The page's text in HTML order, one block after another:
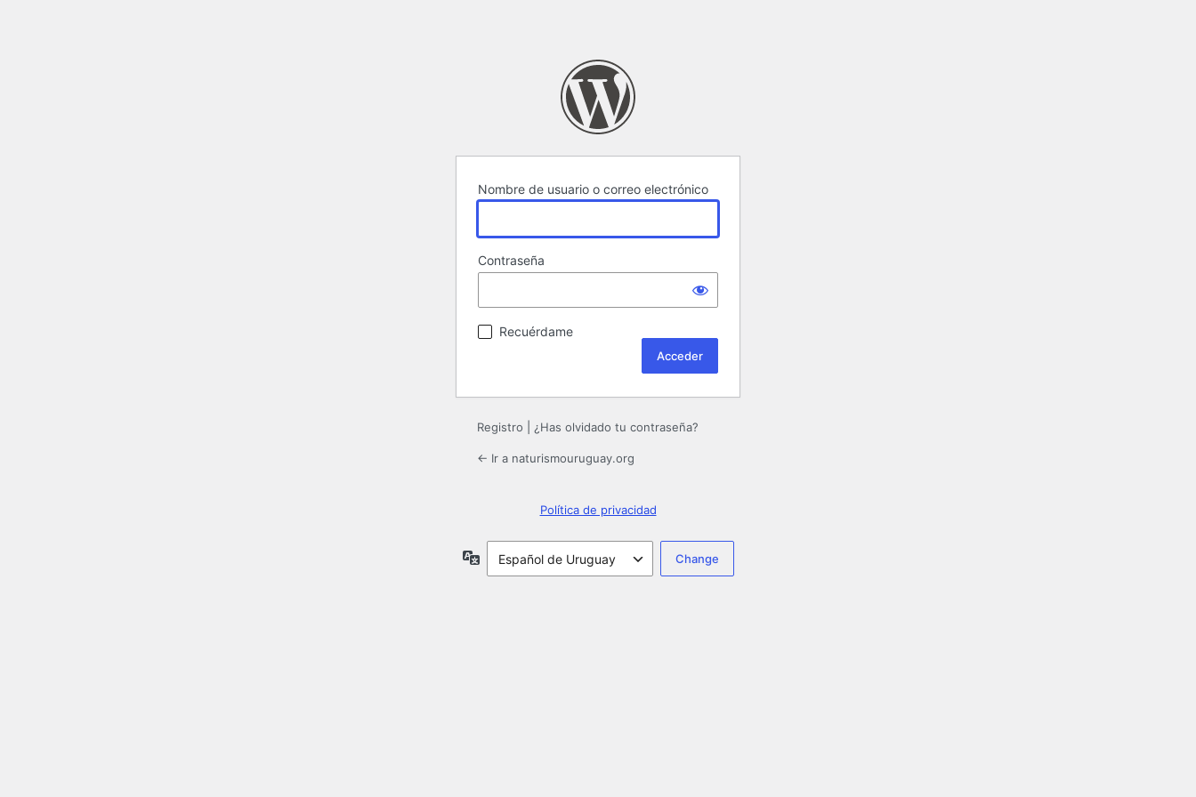
Nombre de usuario o correo electrónico
Contraseña
Recuérdame
Registro ¿Has olvidado tu contraseña?
← Ir a naturismouruguay.org
Política de privacidad
Idioma